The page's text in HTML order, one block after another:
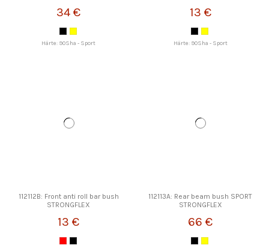
34 €
Härte: 90Sha - Sport
13 €
Härte: 90Sha - Sport
112112B: Front anti roll bar bush
STRONGFLEX
13 €
112113A: Rear beam bush SPORT
STRONGFLEX
66 €